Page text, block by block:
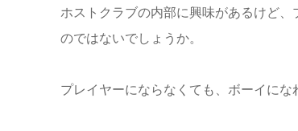
ホストクラブの内部に興味があるけど
のではないでしょうか。
プレイヤーにならなくても、ボーイに